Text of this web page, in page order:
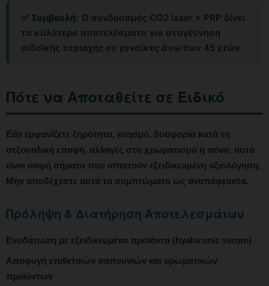
✅ Συμβουλή: Ο συνδυασμός CO2 laser + PRP δίνει
τα καλύτερα αποτελέσματα για αναγέννηση
αιδοϊκής περιοχής σε γυναίκες άνω των 45 ετών.
Πότε να Αποταθείτε σε Ειδικό
Εάν εμφανίζετε ξηρότητα, κνησμό, δυσφορία κατά τη
σεξουαλική επαφή, αλλαγές στο χρωματισμό ή πόνο, αυτά
είναι σαφή σήματα που απαιτούν εξειδικευμένη αξιολόγηση.
Μην αποδέχεστε αυτά τα συμπτώματα ως αναπόφευκτα.
Πρόληψη & Διατήρηση Αποτελεσμάτων
Ενυδάτωση με εξειδικευμένα προϊόντα (hyaluronic serum)
Αποφυγή επιθετικών σαπουνιών και αρωματικών
προϊόντων